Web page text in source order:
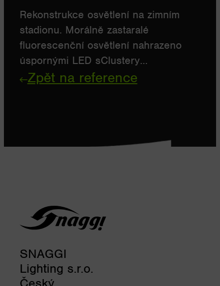
Rekonstrukce osvětlení na zimním
stadionu. Morálně zastaralé
fluorescenční osvětlení nahrazeno
úspornými LED sClustery…
Zpět na reference
SNAGGI
Lighting s.r.o.